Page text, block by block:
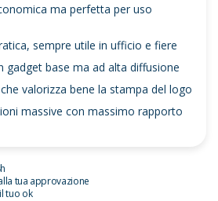
ma perfetta per uso
sempre utile in ufficio e fiere
gadget base ma ad alta diffusione
valorizza bene la stampa del logo
massive con massimo rapporto
tua approvazione
tuo ok